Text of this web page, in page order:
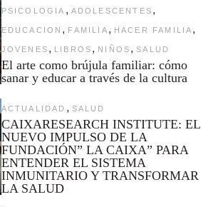
PSICOLOGIA , ADOLESCENTES ,
EDUCACION , FAMILIA , HACER FAMILIA ,
JOVENES , LIBROS , NIÑOS , SALUD
El arte como brújula familiar: cómo
sanar y educar a través de la cultura
ACTUALIDAD , SALUD
CAIXARESEARCH INSTITUTE: EL
NUEVO IMPULSO DE LA
FUNDACIÓN” LA CAIXA” PARA
ENTENDER EL SISTEMA
INMUNITARIO Y TRANSFORMAR
LA SALUD